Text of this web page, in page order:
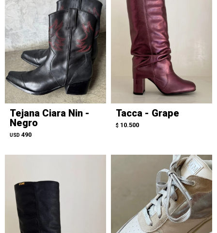
Tejana Ciara Nin -
Negro
USD 490
Tacca - Grape
$ 10.500